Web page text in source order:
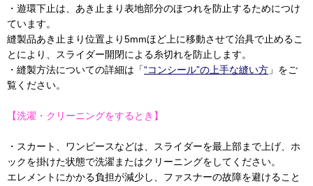
・遊環下止は、あき止まり表地部分のほつれを防止するためにつけ
ています。
縫製品あき止まり位置より5mmほど上に移動させて治具で止めるこ
とにより、スライダー開閉による糸切れを防止します。
・縫製方法についての詳細は「“コンシール”の上手な縫い方 」をご
覧ください。
【洗濯・クリーニングをするとき】
・スカート、ワンピースなどは、スライダーを最上部まで上げ、ホ
ックを掛けた状態で洗濯またはクリーニングをしてください。
エレメントにかかる負担が減少し、ファスナーの故障を避けること